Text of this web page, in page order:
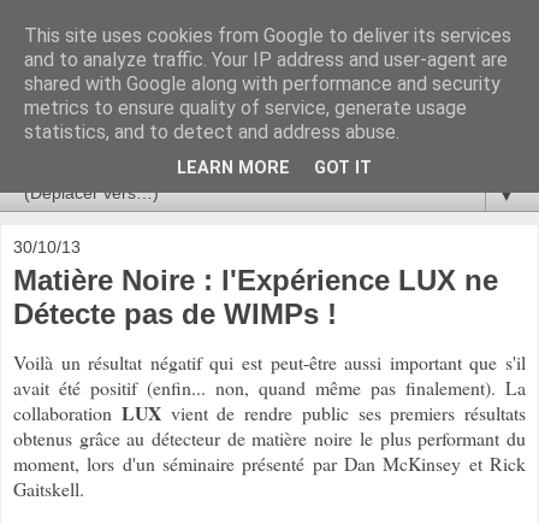
Ça se passe là haut
Astronomie, Astrophysique, Astroparticules, Cosmologie.
L'infini se contemple, indéfiniment. ISSN 2272-5768
▼
30/10/13
Matière Noire : l'Expérience LUX ne
Détecte pas de WIMPs !
Voilà un résultat négatif qui est peut-être aussi important que s'il
avait été positif (enfin... non, quand même pas finalement). La
collaboration LUX vient de rendre public ses premiers résultats
obtenus grâce au détecteur de matière noire le plus performant du
moment, lors d'un séminaire présenté par Dan McKinsey et Rick
Gaitskell.
This site uses cookies from Google to deliver its services
and to analyze traffic. Your IP address and user-agent are
shared with Google along with performance and security
metrics to ensure quality of service, generate usage
statistics, and to detect and address abuse.
LEARN MORE GOT IT